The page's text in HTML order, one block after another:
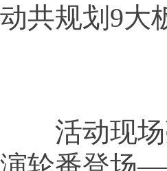
动共规划9大
活动现场